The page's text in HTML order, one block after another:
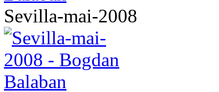
Sevilla-mai-2008